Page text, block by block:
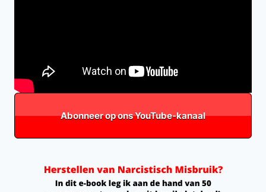
Abonneer op ons YouTube-kanaal